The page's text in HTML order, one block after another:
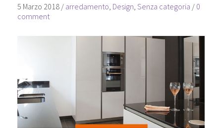
5 Marzo 2018/ arredamento Design Senza categoria / 0
comment